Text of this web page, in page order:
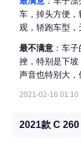
车，掉头方便
观，轿跑车型
最不满意 ：车
挫，特别是下
声音也特别大
型，也不保值
2021-02-16 01:10
2021款 C